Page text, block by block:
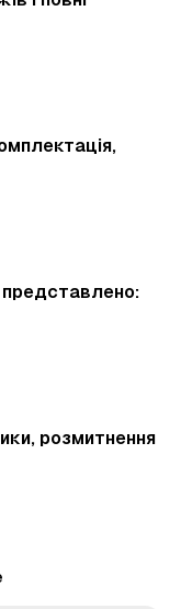
представлено:
розмитнення